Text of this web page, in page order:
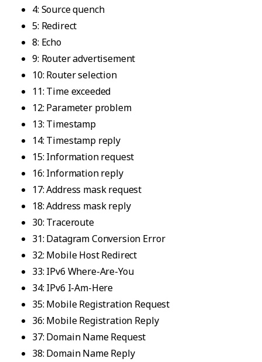
4: Source quench
5: Redirect
8: Echo
9: Router advertisement
10: Router selection
11: Time exceeded
12: Parameter problem
13: Timestamp
14: Timestamp reply
15: Information request
16: Information reply
17: Address mask request
18: Address mask reply
30: Traceroute
31: Datagram Conversion Error
32: Mobile Host Redirect
33: IPv6 Where-Are-You
34: IPv6 I-Am-Here
35: Mobile Registration Request
36: Mobile Registration Reply
37: Domain Name Request
38: Domain Name Reply